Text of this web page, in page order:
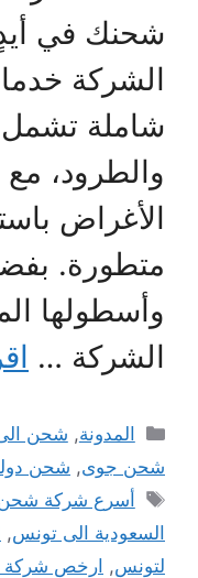
شحنك في أيدٍ
الشركة
شاملة تشمل
والطرود، مع
الأغراض
متطورة.
وأسطولها
الشركة …
التصنيفات
المدونة, شحن
شحن جوى, شحن
الوسوم
أسرع شركة
السعودية الى تونس,
لتونس, ارخص شركة